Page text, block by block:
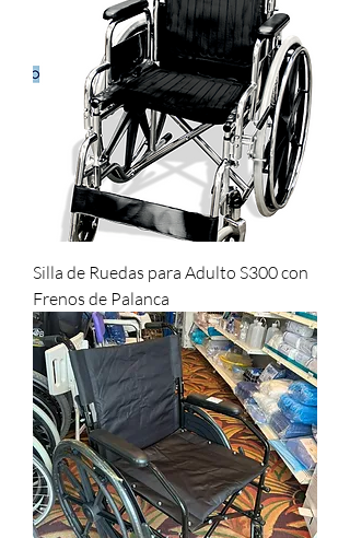
Silla de Ruedas para Adulto S300 con
Frenos de Palanca